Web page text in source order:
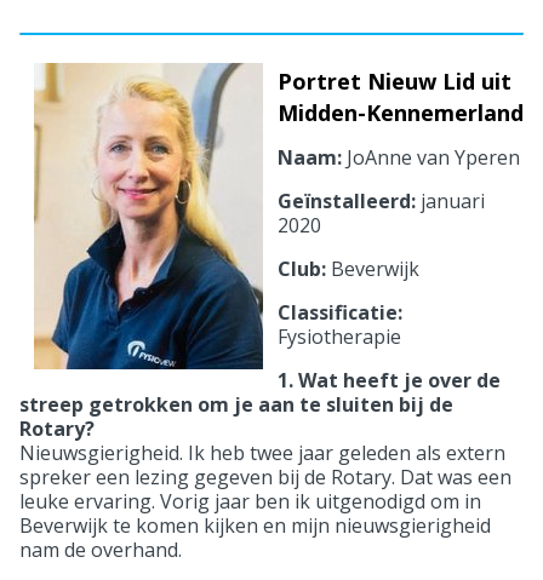
Portret Nieuw Lid uit
Midden-Kennemerland
Naam: JoAnne van Yperen
Geïnstalleerd: januari
2020
Club: Beverwijk
Classificatie:
Fysiotherapie
1. Wat heeft je over de
streep getrokken om je aan te sluiten bij de
Rotary?
Nieuwsgierigheid. Ik heb twee jaar geleden als extern
spreker een lezing gegeven bij de Rotary. Dat was een
leuke ervaring. Vorig jaar ben ik uitgenodigd om in
Beverwijk te komen kijken en mijn nieuwsgierigheid
nam de overhand.